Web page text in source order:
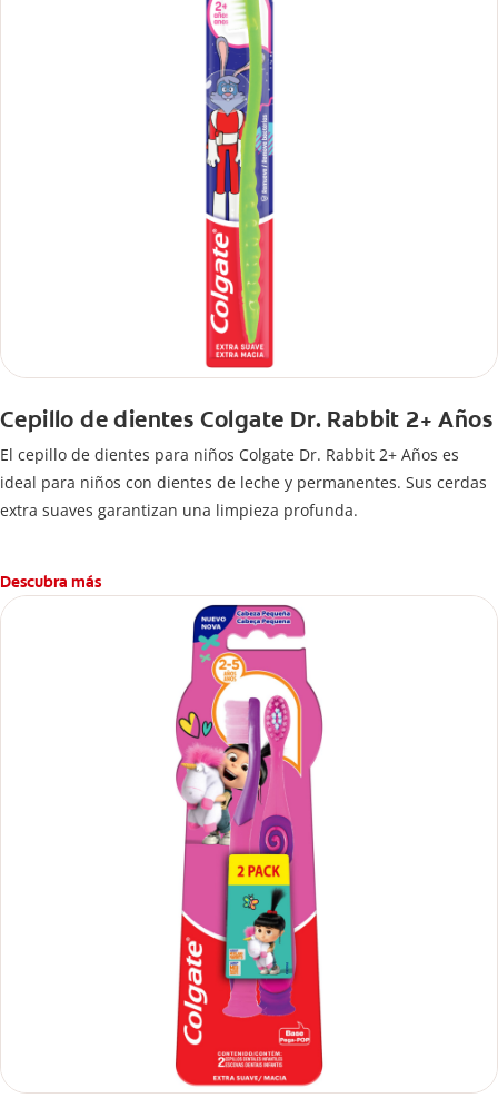
Cepillo de dientes Colgate Dr. Rabbit 2+ Años
El cepillo de dientes para niños Colgate Dr. Rabbit 2+ Años es
ideal para niños con dientes de leche y permanentes. Sus cerdas
extra suaves garantizan una limpieza profunda.
Descubra más